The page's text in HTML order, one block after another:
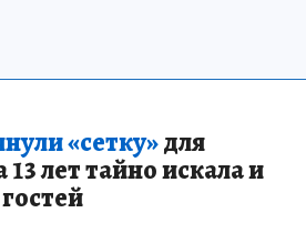
«сетку»для
лет тайно искала и